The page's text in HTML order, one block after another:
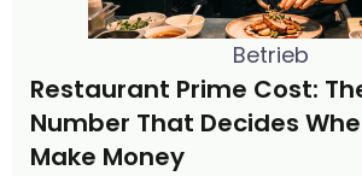
Betrieb
Restaurant Prime Cost:
Number That Decides
Make Money